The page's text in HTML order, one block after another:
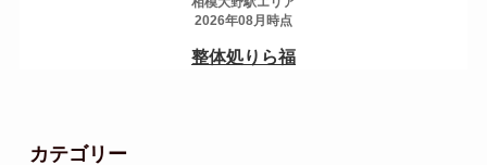
カテゴリー